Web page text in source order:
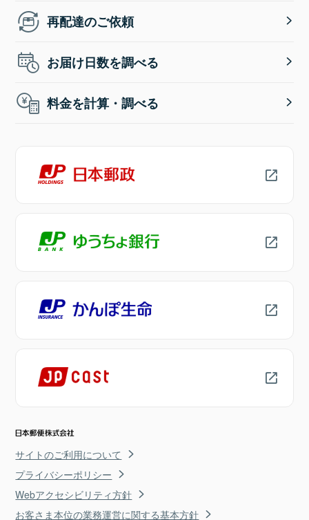
再配達のご依頼
お届け日数を調べる
料金を計算・調べる
サイトのご利用について
プライバシーポリシー
Webアクセシビリティ方針
お客さま本位の業務運営に関する基本方針